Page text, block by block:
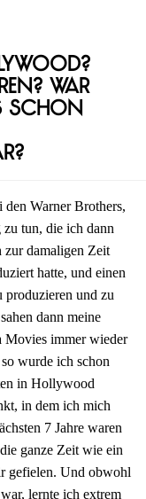
War
schon
Warner Brothers,
tun, die ich dann
zur damaligen Zeit
hatte, und einen
produzieren und zu
dann meine
immer wieder
wurde ich schon
in Hollywood
in dem ich mich
7 Jahre waren
ganze Zeit wie ein
gefielen. Und obwohl
lernte ich extrem